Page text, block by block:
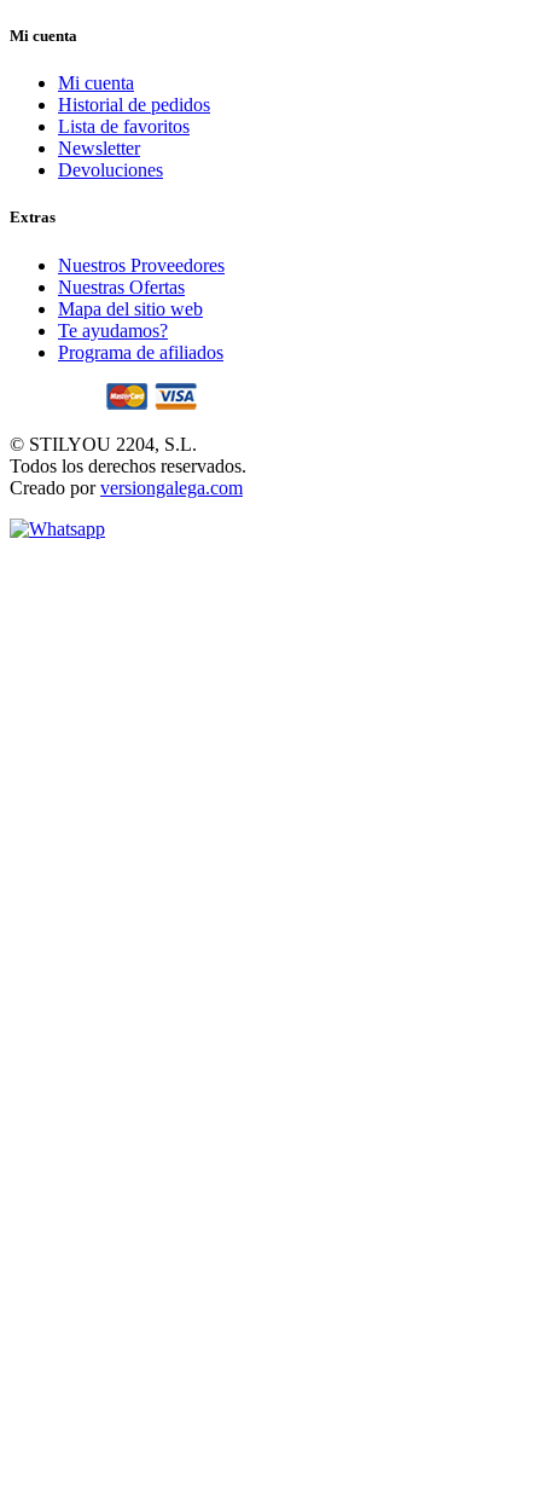
Mi cuenta
Mi cuenta
Historial de pedidos
Lista de favoritos
Newsletter
Devoluciones
Extras
Nuestros Proveedores
Nuestras Ofertas
Mapa del sitio web
Te ayudamos?
Programa de afiliados
© STILYOU 2204, S.L.
Todos los derechos reservados.
Creado porversiongalega.com